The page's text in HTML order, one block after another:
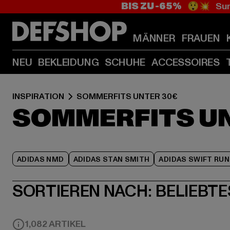
BIS ZU -65% 😲💥
MÄNNER FRAUEN
NEU BEKLEIDUNG SCHUHE ACCESSOIRES
INSPIRATION SOMMERFITS UNTER 30€
SOMMERFITS
ADIDAS NMD ADIDAS STAN SMITH ADIDAS SWIFT RUN
SORTIEREN NACH:
1,082 ARTIKEL